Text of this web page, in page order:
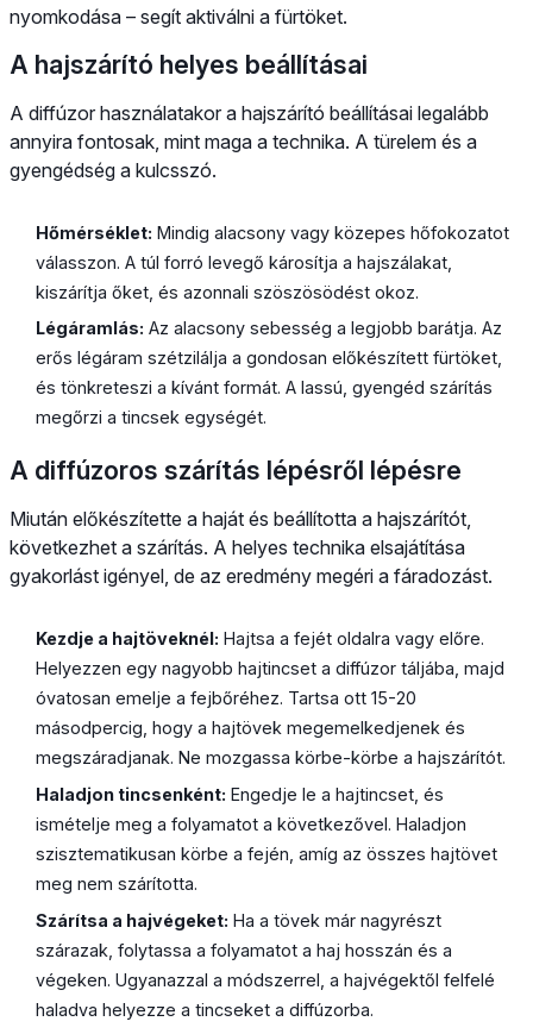
nyomkodása – segít aktiválni a fürtöket.
A hajszárító helyes beállításai
A diffúzor használatakor a hajszárító beállításai legalább
annyira fontosak, mint maga a technika. A türelem és a
gyengédség a kulcsszó.
Hőmérséklet: Mindig alacsony vagy közepes hőfokozatot
válasszon. A túl forró levegő károsítja a hajszálakat,
kiszárítja őket, és azonnali szöszösödést okoz.
Légáramlás: Az alacsony sebesség a legjobb barátja. Az
erős légáram szétzilálja a gondosan előkészített fürtöket,
és tönkreteszi a kívánt formát. A lassú, gyengéd szárítás
megőrzi a tincsek egységét.
A diffúzoros szárítás lépésről lépésre
Miután előkészítette a haját és beállította a hajszárítót,
következhet a szárítás. A helyes technika elsajátítása
gyakorlást igényel, de az eredmény megéri a fáradozást.
Kezdje a hajtöveknél: Hajtsa a fejét oldalra vagy előre.
Helyezzen egy nagyobb hajtincset a diffúzor táljába, majd
óvatosan emelje a fejbőréhez. Tartsa ott 15-20
másodpercig, hogy a hajtövek megemelkedjenek és
megszáradjanak. Ne mozgassa körbe-körbe a hajszárítót.
Haladjon tincsenként: Engedje le a hajtincset, és
ismételje meg a folyamatot a következővel. Haladjon
szisztematikusan körbe a fején, amíg az összes hajtövet
meg nem szárította.
Szárítsa a hajvégeket: Ha a tövek már nagyrészt
szárazak, folytassa a folyamatot a haj hosszán és a
végeken. Ugyanazzal a módszerrel, a hajvégektől felfelé
haladva helyezze a tincseket a diffúzorba.